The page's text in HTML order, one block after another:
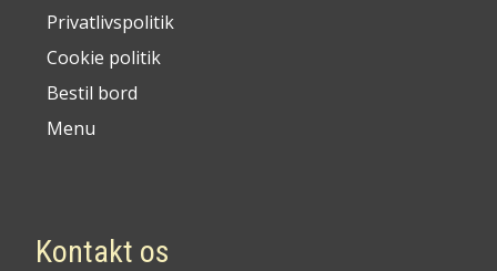
Privatlivspolitik
Cookie politik
Bestil bord
Menu
Kontakt os